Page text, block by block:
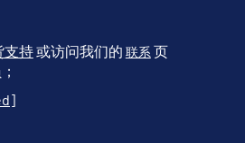
支持或访问我们的 联系 页